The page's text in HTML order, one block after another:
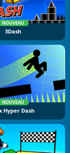
NOUVEAU
3Dash
NOUVEAU
Hyper Dash